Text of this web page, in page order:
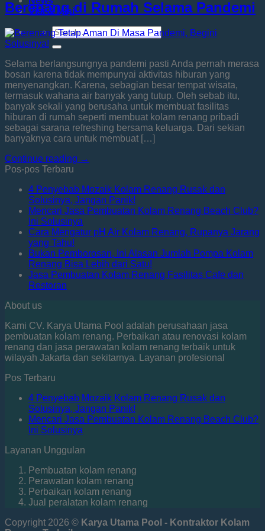
Visi & Misi
Berenang di Rumah Selama Pandemi
Selama berlangsungnya pandemi pasti Anda pernah merasa
bosan karena tidak mempunyai aktivitas hiburan yang
menyenangkan. Karena, sebagian besar tempat wisata,
termasuk wahana air banyak yang tutup. Oleh sebab itu,
banyak sekali yang berusaha untuk membuat fasilitas
hiburan di rumah seperti membuat kolam renang pribadi
sebagai sarana refreshing bersama keluarga. Dari sekian
banyaknya cara untuk membuat […]
Continue reading →
Pos-pos Terbaru
4 Penyebab Mozaik Kolam Renang Rusak dan
Solusinya, Jangan Panik!
Mencari Jasa Pembuatan Kolam Renang Beach Club?
Ini Solusinya
Cara Mengatur pH Air Kolam Renang, Rupanya Jarang
yang Tahu!
Bukan Pemborosan, Ini Alasan Jumlah Pompa Kolam
Renang Bisa Lebih dari Satu!
Jasa Pembuatan Kolam Renang Fasilitas Cafe dan
Restoran
About us
Kami CV. Karya Utama Pool adalah perusahaan jasa
pembuatan kolam renang. Perbaikan atau renovasi kolam
renang dan jasa perawatan kolam renang terbaik untuk
wilayah Jakarta dan sekitarnya. Layanan profesional
Pos Terbaru
4 Penyebab Mozaik Kolam Renang Rusak dan
Solusinya, Jangan Panik!
Mencari Jasa Pembuatan Kolam Renang Beach Club?
Ini Solusinya
Layanan Unggulan
Pembuatan kolam renang
Perawatan kolam renang
Perbaikan kolam renang
Jual peralatan kolam renang
Copyright 2026 © Karya Utama Pool - Kontraktor Kolam